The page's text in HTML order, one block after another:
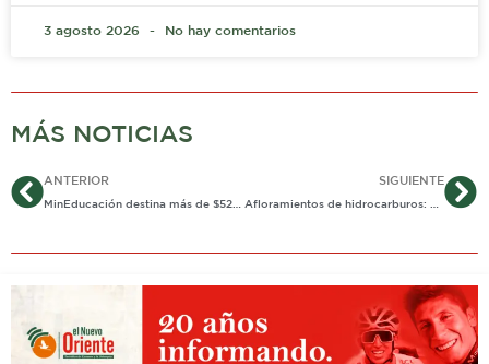
3 agosto 2026 No hay comentarios
MÁS NOTICIAS
AntANTERIOR
MinEducación destina más de $522.000 millones para 41 proyectos de infraestructura para la educación superior
SIGUIENTE
Afloramientos de hidrocarburos: Casanare a la expectativa por audiencia ambiental de la ANLA